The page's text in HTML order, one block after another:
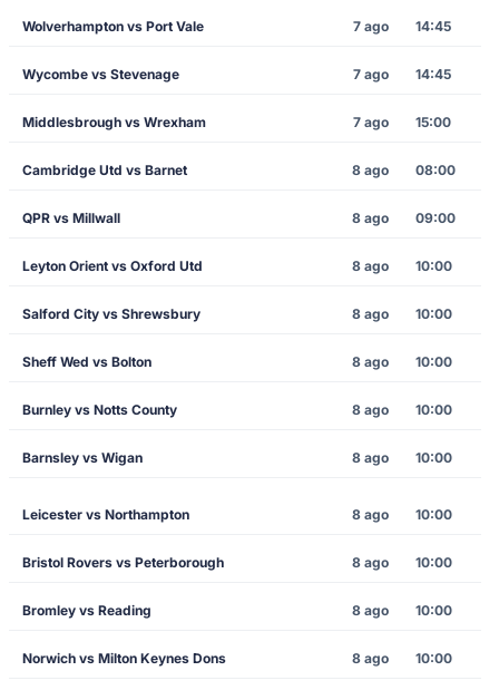
Wolverhampton vs Port Vale 7 ago 14:45
Wycombe vs Stevenage 7 ago 14:45
Middlesbrough vs Wrexham 7 ago 15:00
Cambridge Utd vs Barnet 8 ago 08:00
QPR vs Millwall 8 ago 09:00
Leyton Orient vs Oxford Utd 8 ago 10:00
Salford City vs Shrewsbury 8 ago 10:00
Sheff Wed vs Bolton 8 ago 10:00
Burnley vs Notts County 8 ago 10:00
Barnsley vs Wigan 8 ago 10:00
Leicester vs Northampton 8 ago 10:00
Bristol Rovers vs Peterborough 8 ago 10:00
Bromley vs Reading 8 ago 10:00
Norwich vs Milton Keynes Dons 8 ago 10:00